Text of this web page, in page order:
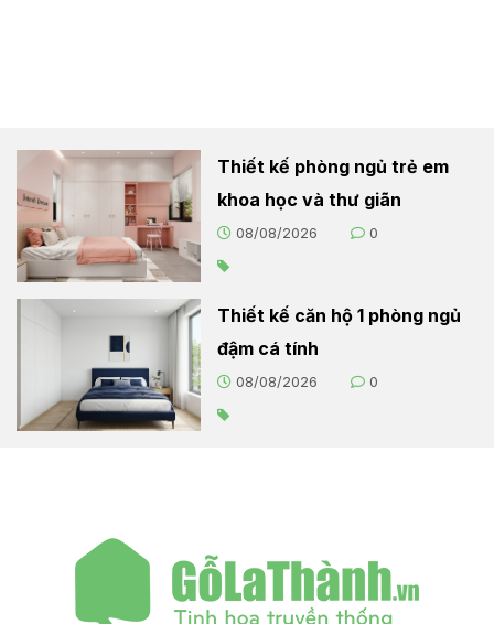
Thiết kế phòng ngủ trẻ em
khoa học và thư giãn
08/08/2026 0
Thiết kế căn hộ 1 phòng ngủ
đậm cá tính
08/08/2026 0